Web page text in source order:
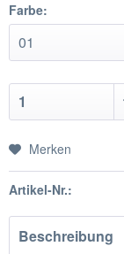
Farbe:
Merken
Artikel-Nr.:
Beschreibung